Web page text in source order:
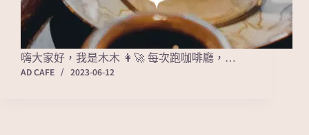
嗨大家好，我是木木 👩‍🚀 每次跑咖啡廳，…
AD CAFE
2023-06-12